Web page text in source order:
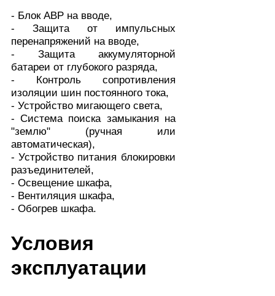
- Блок АВР на вводе,
- Защита от импульсных
перенапряжений на вводе,
- Защита аккумуляторной
батареи от глубокого разряда,
- Контроль сопротивления
изоляции шин постоянного тока,
- Устройство мигающего света,
- Система поиска замыкания на
"землю" (ручная или
автоматическая),
- Устройство питания блокировки
разъединителей,
- Освещение шкафа,
- Вентиляция шкафа,
- Обогрев шкафа.
Условия
эксплуатации